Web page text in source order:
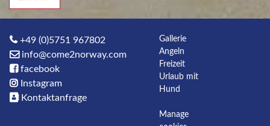
+49 (0)5751 967802
info@come2norway.com
facebook
Instagram
Kontaktanfrage
Gallerie
Angeln
Freizeit
Urlaub mit
Hund
Manage